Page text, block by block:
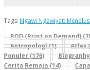
Tags: Ngawi Ngawiyat:
POD (Print on Demand)
Antropologi (1)
Atlas
Populer (176)
Cerita Remaja (14)